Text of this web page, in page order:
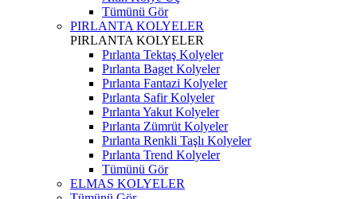
Tümünü Gör
PIRLANTA KOLYELER
PIRLANTA KOLYELER
Pırlanta Tektaş Kolyeler
Pırlanta Baget Kolyeler
Pırlanta Fantazi Kolyeler
Pırlanta Safir Kolyeler
Pırlanta Yakut Kolyeler
Pırlanta Zümrüt Kolyeler
Pırlanta Renkli Taşlı Kolyeler
Pırlanta Trend Kolyeler
Tümünü Gör
ELMAS KOLYELER